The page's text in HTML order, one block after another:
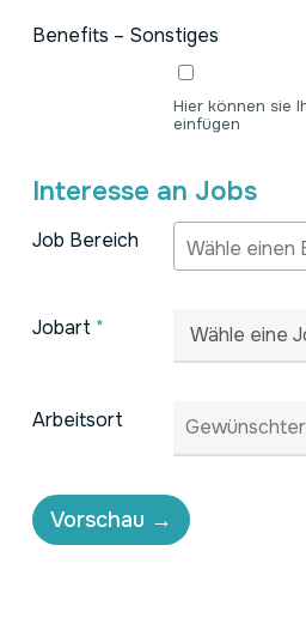
Benefits – Sonstiges
Hier können sie
einfügen
Interesse an Jobs
Job Bereich
Jobart *
Arbeitsort